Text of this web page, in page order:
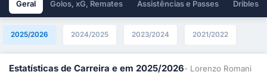
Geral Golos, xG, Remates Assistências e Passes Dribles
2025/2026 2024/2025 2023/2024 2021/2022
Estatísticas de Carreira e em 2025/2026- Lorenzo Romani